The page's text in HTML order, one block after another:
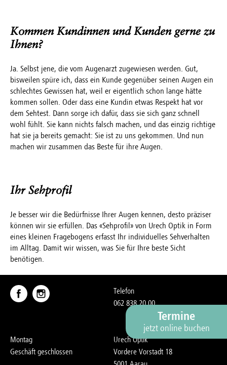
Termine
jetzt online buchen
Kommen Kundinnen und Kunden gerne zu
Ihnen?
Ja. Selbst jene, die vom Augenarzt zugewiesen werden. Gut,
bisweilen spüre ich, dass ein Kunde gegenüber seinen Augen ein
schlechtes Gewissen hat, weil er eigentlich schon lange hätte
kommen sollen. Oder dass eine Kundin etwas Respekt hat vor
dem Sehtest. Dann sorge ich dafür, dass sie sich ganz schnell
wohl fühlt. Sie kann nichts falsch machen, und das einzig richtige
hat sie ja bereits gemacht: Sie ist zu uns gekommen. Und nun
machen wir zusammen das Beste für ihre Augen.
Ihr Sehprofil
Je besser wir die Bedürfnisse Ihrer Augen kennen, desto präziser
können wir sie erfüllen. Das «Sehprofil» von Urech Optik in Form
eines kleinen Fragebogens erfasst Ihr individuelles Sehverhalten
im Alltag. Damit wir wissen, was Sie für Ihre beste Sicht
benötigen.
Telefon
062 838 20 00
Montag
Geschäft geschlossen
Urech Optik
Vordere Vorstadt 18